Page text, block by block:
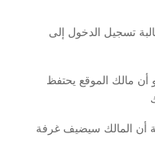
تسجيل الدخول إلى
أن مالك الموقع يحتفظ
أن المالك سيضيف غرفة